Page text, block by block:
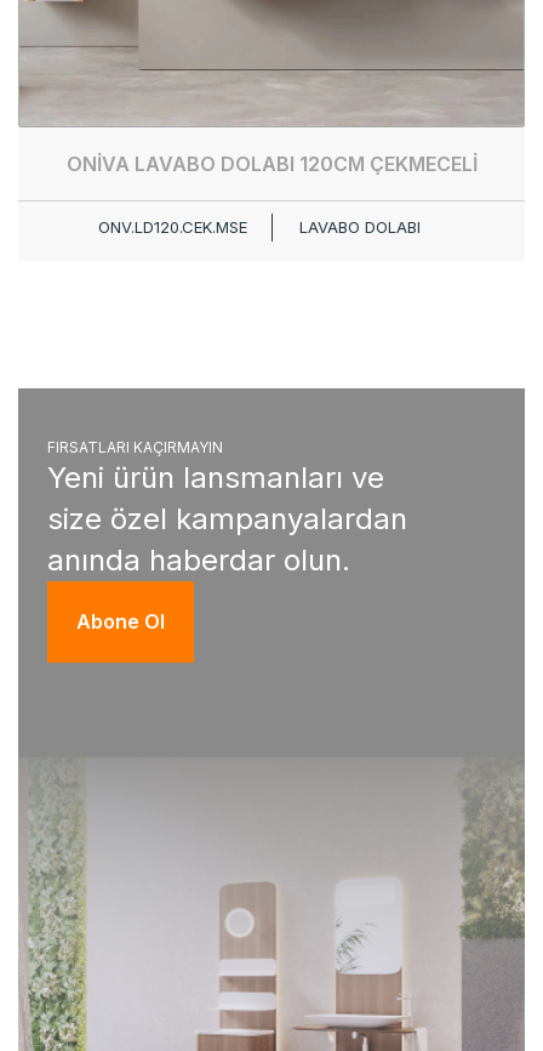
ONİVA LAVABO DOLABI 120CM ÇEKMECELİ
ONV.LD120.CEK.MSE LAVABO DOLABI
FIRSATLARI KAÇIRMAYIN
Yeni ürün lansmanları ve
size özel kampanyalardan
anında haberdar olun.
Abone Ol